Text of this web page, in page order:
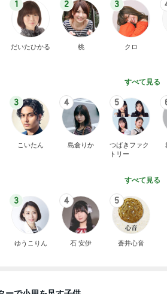
1
だいたひかる
2
桃
3
クロ
すべて見る
3
こいたん
4
島倉りか
5
つばきファク
トリー
すべて見る
3
ゆうこりん
4
石 安伊
5
蒼井心音